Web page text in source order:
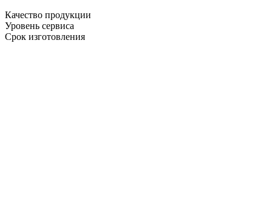
Качество продукции
Уровень сервиса
Срок изготовления